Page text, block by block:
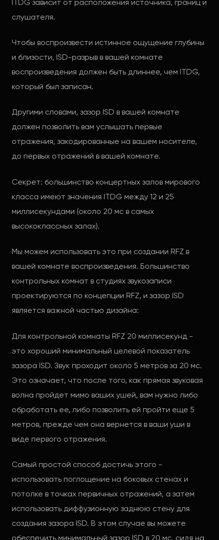
ITDG зависит от расположения источника, границ и
слушателя.
Чтобы воспроизвести истинное ощущение глубины
и близости, ISD-разрыв в вашей комнате
воспроизведения должен быть длиннее, чем ITDG,
который был записан.
Другими словами, зазор ISD в вашей комнате
должен позволить вам услышать первые
отражения, закодированные на вашем носителе,
до первых отражений в вашей комнате.
Секрет: большинство концертных залов мирового
класса имеют значения ITDG между 12 и 25
миллисекундами (около 20 мс в самых
высококлассных залах).
Мы можем использовать это при создании RFZ в
вашей комнате воспроизведения. Большинство
контрольных комнат в студиях звукозаписи
проектируются по концепции RFZ, и зазор ISD
является важной частью дизайна:
Для контрольной комнаты RFZ 20 миллисекунд -
это хороший минимальный целевой показатель
зазора ISD. Звук проходит около 5 метров за 20 мс.
Это означает, что после того, как прямая звуковая
волна пройдет мимо ваших ушей, вам нужно либо
обработать ее, либо позволить ей пройти еще 5
метров, прежде чем она вернется в ваши уши в
виде первого отражения.
Самый простой способ достичь этого -
использовать поглощение на боковых стенах и
потолке в точках первичных отражений, а затем
использовать диффузионную заднюю стену для
создания зазора ISD. В этом случае вы можете